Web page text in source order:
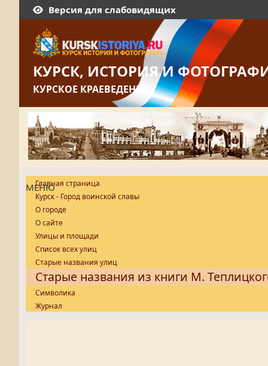
Версия для слабовидящих
КУРСК, ИСТОРИЯ И
КУРСКОЕ КРАЕВЕДЕНИЕ
МЕНЮ
Главная страница
Курск - Город воинской славы
О городе
О сайте
Улицы и площади
Список всех улиц
Старые названия улиц
Старые названия из книги М.
Символика
Журнал